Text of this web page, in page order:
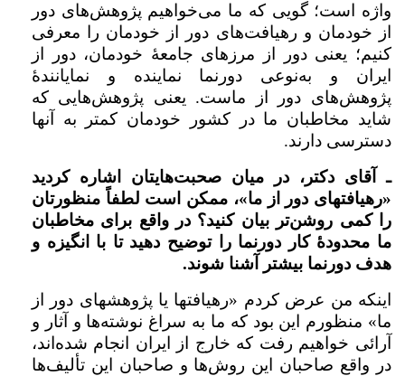
واژه است؛ گویی که ما می‌خواهیم پژوهش‌های دور
از خودمان و رهیافت‌های دور از خودمان را معرفی
کنیم؛ یعنی دور از مرزهای جامعۀ خودمان، دور از
ایران و به‌نوعی دورنما نماینده و نمایانندۀ
پژوهش‌های دور از ماست. یعنی پژوهش‌هایی که
شاید مخاطبان ما در کشور خودمان کمتر به آنها
دسترسی دارند.
ـ آقای دکتر، در میان صحبت‌هایتان اشاره کردید
«رهیافتهای دور از ما»، ممکن است لطفاً منظورتان
را کمی روشن‌تر بیان کنید؟ در واقع برای مخاطبان
ما محدودۀ کار دورنما را توضیح دهید تا با انگیزه و
هدف دورنما بیشتر آشنا شوند.
اینکه من عرض کردم «رهیافتها یا پژوهشهای دور از
ما» منظورم این بود که ما به‌ سراغ نوشته‌ها و آثار و
آرائی خواهیم رفت که خارج از ایران انجام شده‌اند،
در واقع صاحبان این روش‌ها و صاحبان این تألیف‌ها